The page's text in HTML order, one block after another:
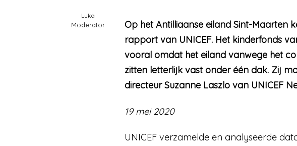
Luka
Moderator
Op het Antilliaanse eiland Sint-Maarten
rapport van UNICEF. Het kinderfonds
vooral omdat het eiland vanwege het
zitten letterlijk vast onder één dak. Zij
directeur Suzanne Laszlo van UNICEF
19 mei 2020
UNICEF verzamelde en analyseerde